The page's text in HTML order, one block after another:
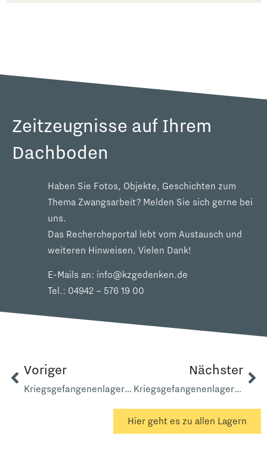
Zeitzeugnisse auf Ihrem
Dachboden
Haben Sie Fotos, Objekte, Geschichten zum
Thema Zwangsarbeit? Melden Sie sich gerne bei
uns.
Das Rechercheportal lebt vom Austausch und
weiteren Hinweisen. Vielen Dank!
E-Mails an: info@kzgedenken.de
Tel.: 04942 – 576 19 00
Voriger
Kriegsgefangenenlager 1061 Timmel Seefahrtsschule
Nächster
Kriegsgefangenenlager 1176 A Strackholt
Hier geht es zu allen Lagern